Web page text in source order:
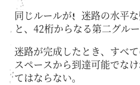
同じルールが、迷路の水平
と、42桁からなる第二グル
迷路が完成したとき、すべ
スペースから到達可能でな
てはならない。